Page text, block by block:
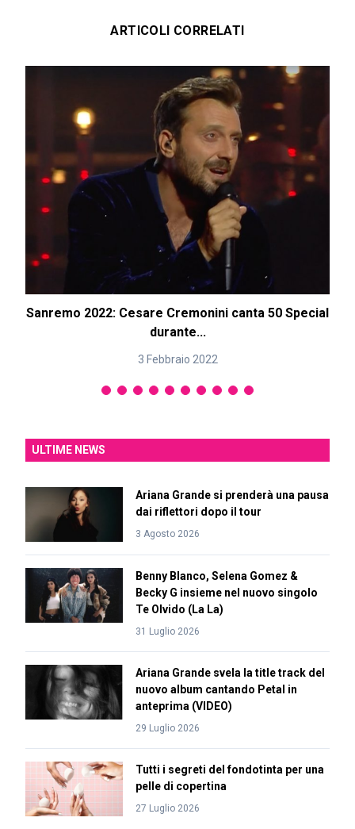
ARTICOLI CORRELATI
Sanremo 2022: Cesare Cremonini canta 50 Special
durante...
3 Febbraio 2022
ULTIME NEWS
Ariana Grande si prenderà una pausa
dai riflettori dopo il tour
3 Agosto 2026
Benny Blanco, Selena Gomez &
Becky G insieme nel nuovo singolo
Te Olvido (La La)
31 Luglio 2026
Ariana Grande svela la title track del
nuovo album cantando Petal in
anteprima (VIDEO)
29 Luglio 2026
Tutti i segreti del fondotinta per una
pelle di copertina
27 Luglio 2026